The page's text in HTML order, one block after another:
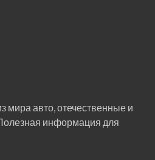
мира авто, отечественные и
информация для